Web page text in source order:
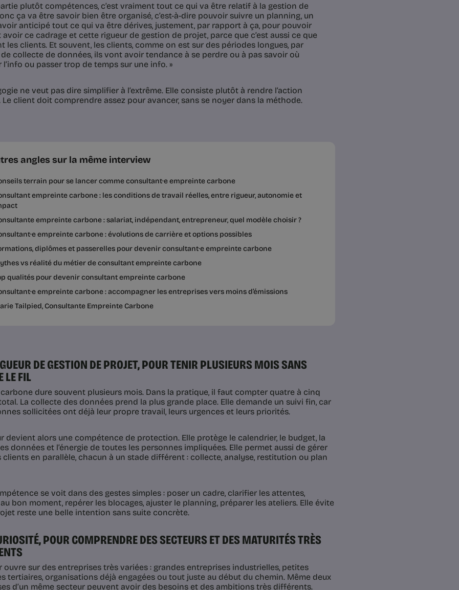
plutôt compétences, c’est vraiment tout ce qui va être relatif à la gestion de
ça va être savoir bien être organisé, c’est-à-dire pouvoir suivre un planning, un
anticipé tout ce qui va être dérives, justement, par rapport à ça, pour pouvoir
ce cadrage et cette rigueur de gestion de projet, parce que c’est aussi ce que
les clients. Et souvent, les clients, comme on est sur des périodes longues, par
collecte de données, ils vont avoir tendance à se perdre ou à pas savoir où
l’info ou passer trop de temps sur une info. »
ne veut pas dire simplifier à l’extrême. Elle consiste plutôt à rendre l’action
Le client doit comprendre assez pour avancer, sans se noyer dans la méthode.
angles sur la même interview
terrain pour se lancer comme consultant·e empreinte carbone
empreinte carbone : les conditions de travail réelles, entre rigueur, autonomie et
empreinte carbone : salariat, indépendant, entrepreneur, quel modèle choisir ?
empreinte carbone : évolutions de carrière et options possibles
diplômes et passerelles pour devenir consultant·e empreinte carbone
vs réalité du métier de consultant empreinte carbone
qualités pour devenir consultant empreinte carbone
empreinte carbone : accompagner les entreprises vers moins d’émissions
Tailpied, Consultante Empreinte Carbone
DE GESTION DE PROJET, POUR TENIR PLUSIEURS MOIS SANS
LE FIL
dure souvent plusieurs mois. Dans la pratique, il faut compter quatre à cinq
La collecte des données prend la plus grande place. Elle demande un suivi fin, car
sollicitées ont déjà leur propre travail, leurs urgences et leurs priorités.
devient alors une compétence de protection. Elle protège le calendrier, le budget, la
données et l’énergie de toutes les personnes impliquées. Elle permet aussi de gérer
clients en parallèle, chacun à un stade différent : collecte, analyse, restitution ou plan
se voit dans des gestes simples : poser un cadre, clarifier les attentes,
bon moment, repérer les blocages, ajuster le planning, préparer les ateliers. Elle évite
reste une belle intention sans suite concrète.
POUR COMPRENDRE DES SECTEURS ET DES MATURITÉS TRÈS
ouvre sur des entreprises très variées : grandes entreprises industrielles, petites
tertiaires, organisations déjà engagées ou tout juste au début du chemin. Même deux
d’un même secteur peuvent avoir des besoins et des ambitions très différents.